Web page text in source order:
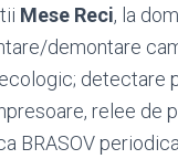
Mese Reci, la
demontare
detectare
relee de
BRASOV